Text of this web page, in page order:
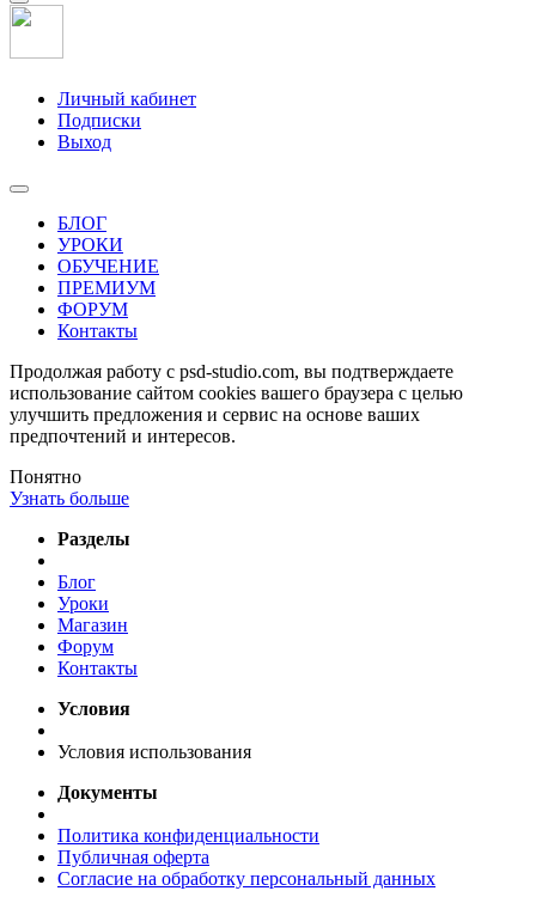
Личный кабинет
Подписки
Выход
БЛОГ
УРОКИ
ОБУЧЕНИЕ
ПРЕМИУМ
ФОРУМ
Контакты
Продолжая работу с psd-studio.com, вы подтверждаете
использование сайтом cookies вашего браузера с целью
улучшить предложения и сервис на основе ваших
предпочтений и интересов.
Понятно
Узнать больше
Разделы
Блог
Уроки
Магазин
Форум
Контакты
Условия
Условия использования
Документы
Политика конфиденциальности
Публичная оферта
Согласие на обработку персональный данных